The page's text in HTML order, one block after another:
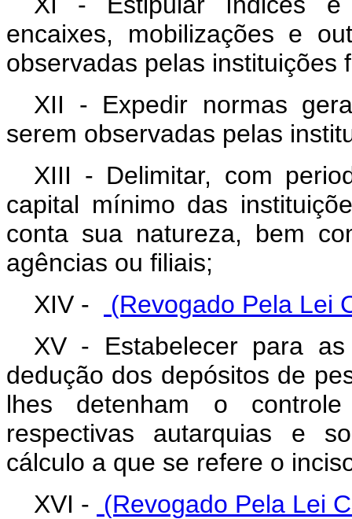
encaixes, mobilizações e
observadas pelas instituições
XII - Expedir normas
serem observadas pelas
XIII - Delimitar, com
capital mínimo das
conta sua natureza, bem
agências ou filiais;
XIV -
(Revogado Pela Lei
XV - Estabelecer para
dedução dos depósitos de
lhes detenham o
respectivas autarquias e
cálculo a que se refere o
XVI - (Revogado Pela Lei